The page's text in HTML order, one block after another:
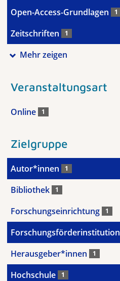
Open-Access-Grundlagen 1
Zeitschriften 1
Mehr zeigen
Veranstaltungsart
Online 1
Zielgruppe
Autor*innen 1
Bibliothek 1
Forschungseinrichtung 1
Forschungsförderinstitution
Herausgeber*innen 1
Hochschule 1